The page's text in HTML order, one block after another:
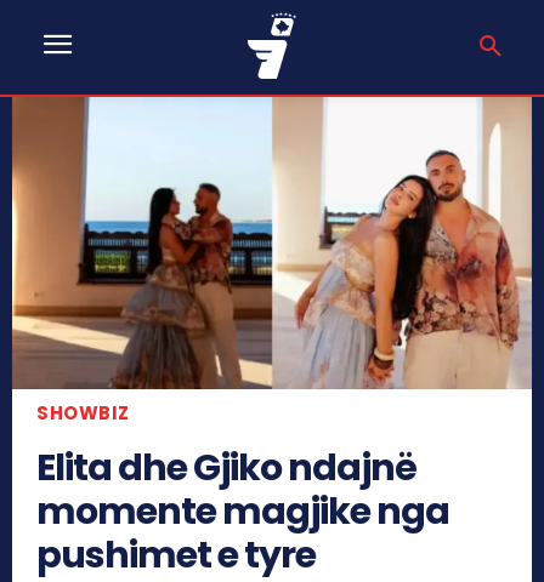
SHOWBIZ
Elita dhe Gjiko ndajnë
momente magjike nga
pushimet e tyre